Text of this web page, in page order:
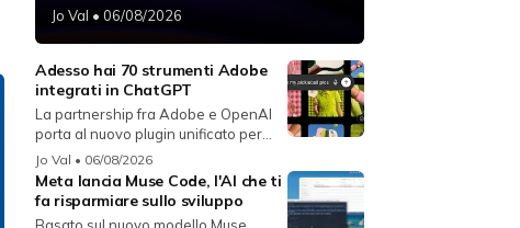
Jo Val • 06/08/2026
Adesso hai 70 strumenti Adobe
integrati in ChatGPT
La partnership fra Adobe e OpenAI
porta al nuovo plugin unificato per...
Jo Val • 06/08/2026
Meta lancia Muse Code, l'AI che ti
fa risparmiare sullo sviluppo